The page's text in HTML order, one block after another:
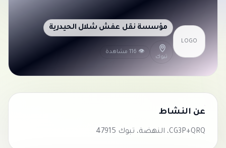
LOGO
مؤسسة نقل عفش شلال الحيدرية
تبوك
👁 116 مشاهدة
عن النشاط
CG3P+QRQ، النهضة، تبوك 47915